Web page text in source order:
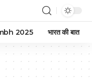
2025 भारत की बात